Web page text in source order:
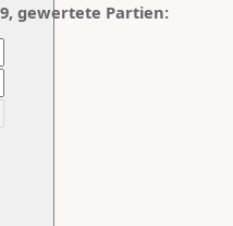
gewertete Partien: